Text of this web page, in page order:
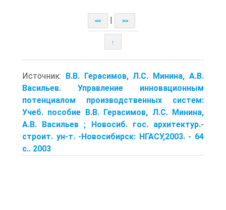
<< >>
↑
Источник: В.В. Герасимов, Л.С. Минина, А.В.
Васильев. Управление инновационным
потенциалом производственных систем:
Учеб. пособие В.В. Герасимов, Л.С. Минина,
А.В. Васильев ; Новосиб. гос. архитектур.-
строит. ун-т. -Новосибирск: НГАСУ,2003. - 64
с.. 2003